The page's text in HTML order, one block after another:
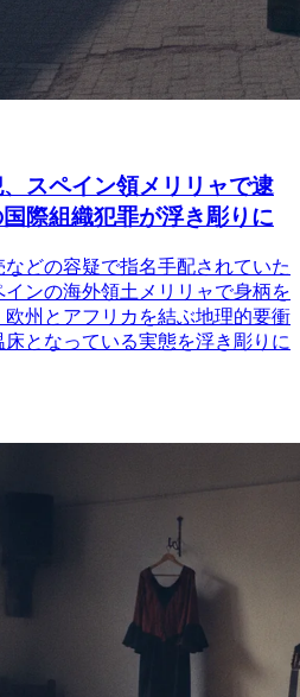
スペイン領メリリャで逮
際組織犯罪が浮き彫りに
どの容疑で指名手配されていた
ンの海外領土メリリャで身柄を
州とアフリカを結ぶ地理的要衝
となっている実態を浮き彫りに